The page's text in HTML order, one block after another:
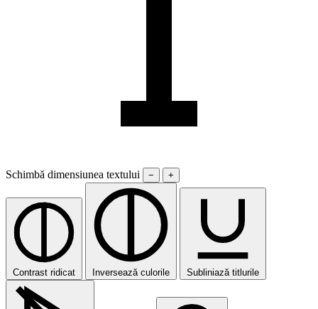
Schimbă dimensiunea textului − +
Contrast ridicat Inversează culorile Subliniază titlurile